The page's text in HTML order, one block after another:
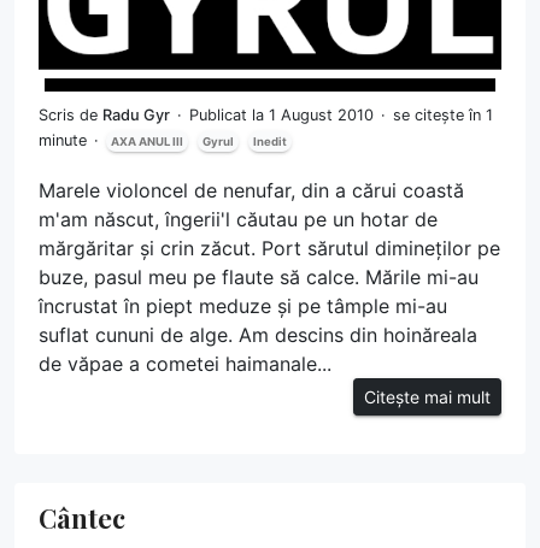
Scris de Radu Gyr Publicat la 1 August 2010
se citește în 1
minute
AXA ANUL III Gyrul Inedit
Marele violoncel de nenufar, din a cărui coastă
m'am născut, îngerii'l căutau pe un hotar de
mărgăritar și crin zăcut. Port sărutul dimineților pe
buze, pasul meu pe flaute să calce. Mările mi-au
încrustat în piept meduze și pe tâmple mi-au
suflat cununi de alge. Am descins din hoinăreala
de văpae a cometei haimanale...
Citește mai mult
Cântec